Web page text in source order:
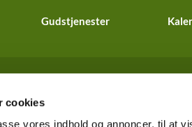
cookies
vores indhold og annoncer, til at
Gudstjenester